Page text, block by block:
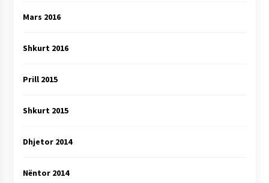
Mars 2016
Shkurt 2016
Prill 2015
Shkurt 2015
Dhjetor 2014
Nëntor 2014